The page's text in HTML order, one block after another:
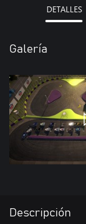
DETALLES
Galería
Descripción